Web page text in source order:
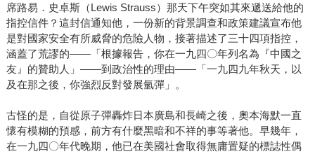
席路易．史卓斯（Lewis Strauss）那天下午突如其來遞送給他的
指控信件？這封信通知他，一份新的背景調查和政策建議宣布他
是對國家安全有所威脅的危險人物，接著描述了三十四項指控，
涵蓋了荒謬的——「根據報告，你在一九四〇年列名為『中國之
友』的贊助人」——到政治性的理由——「一九四九年秋天，以
及在那之後，你強烈反對發展氫彈」。
古怪的是，自從原子彈轟炸日本廣島和長崎之後，奧本海默一直
懷有模糊的預感，前方有什麼黑暗和不祥的事等著他。早幾年，
在一九四〇年代晚期，他已在美國社會取得無庸置疑的標誌性偶